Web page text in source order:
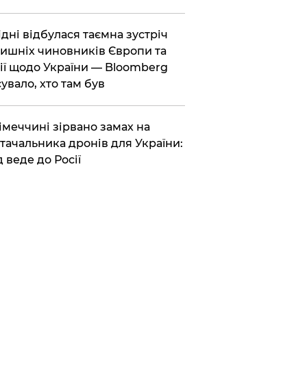
відбулася таємна зустріч
чиновників Європи та
щодо України — Bloomberg
хто там був
зірвано замах на
дронів для України:
веде до Росії